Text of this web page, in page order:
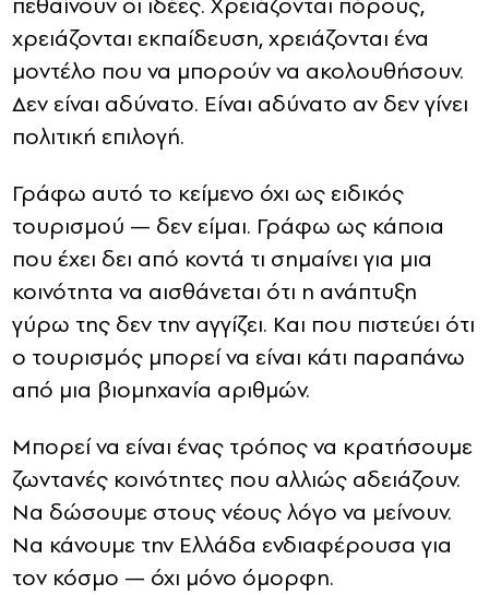
χρειάζονται εκπαίδευση, χρειάζονται ένα
μοντέλο που να μπορούν να ακολουθήσουν.
Δεν είναι αδύνατο. Είναι αδύνατο αν δεν γίνει
πολιτική επιλογή.
Γράφω αυτό το κείμενο όχι ως ειδικός
τουρισμού — δεν είμαι. Γράφω ως κάποια
που έχει δει από κοντά τι σημαίνει για μια
κοινότητα να αισθάνεται ότι η ανάπτυξη
γύρω της δεν την αγγίζει. Και που πιστεύει ότι
ο τουρισμός μπορεί να είναι κάτι παραπάνω
από μια βιομηχανία αριθμών.
Μπορεί να είναι ένας τρόπος να κρατήσουμε
ζωντανές κοινότητες που αλλιώς αδειάζουν.
Να δώσουμε στους νέους λόγο να μείνουν.
Να κάνουμε την Ελλάδα ενδιαφέρουσα για
τον κόσμο — όχι μόνο όμορφη.